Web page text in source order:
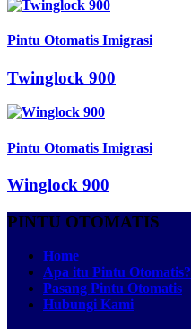
Pintu Otomatis Imigrasi
Twinglock 900
Pintu Otomatis Imigrasi
Winglock 900
PINTU OTOMATIS
Home
Apa itu Pintu Otomatis?
Pasang Pintu Otomatis
Hubungi Kami